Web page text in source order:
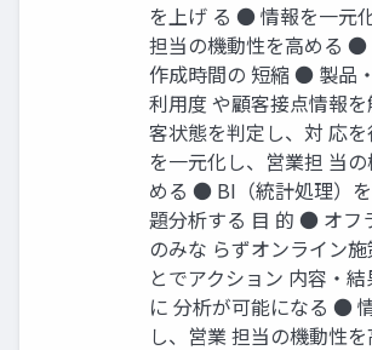
を上げ る ● 情報を⼀元
担当の機動性を⾼める ●
作成時間の 短縮 ● 製品
利⽤度 や顧客接点情報
客状態を判定し、対 応
を⼀元化し、営業担 当
める ● BI（統計処理）
題分析する ⽬ 的 ● オフ
のみな らずオンライン
とでアクション 内容‧結
に 分析が可能になる ●
し、営業 担当の機動性